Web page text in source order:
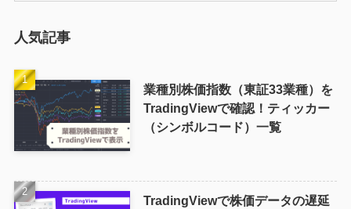
人気記事
業種別株価指数（東証33業種）を
TradingViewで確認！ティッカー
（シンボルコード）一覧
TradingViewで株価データの遅延